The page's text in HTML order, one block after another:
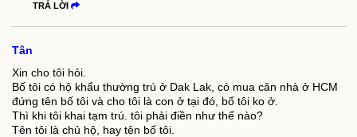
TRẢ LỜI
Tân
Xin cho tôi hỏi.
Bố tôi có hộ khẩu thường trú ở Dak Lak, có mua căn nhà ở HCM
đứng tên bố tôi và cho tôi là con ở tại đó, bố tôi ko ở.
Thì khi tôi khai tạm trú. tôi phải điền như thế nào?
Tên tôi là chủ hộ, hay tên bố tôi.